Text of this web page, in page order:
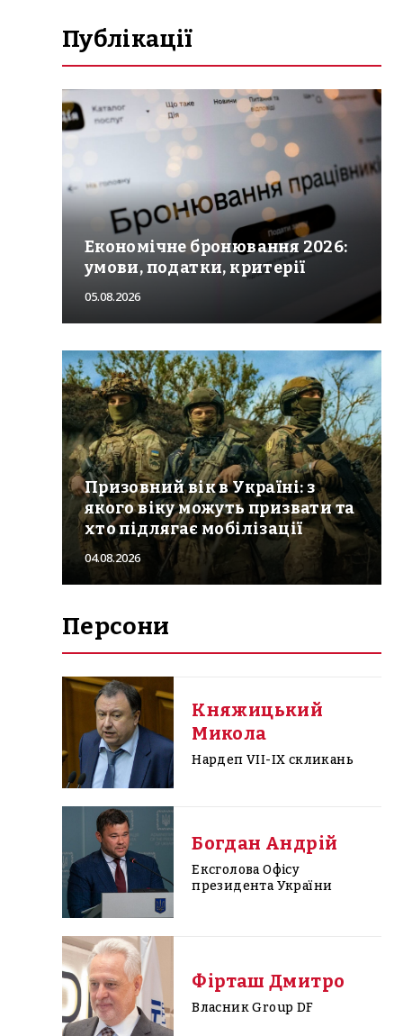
Публікації
Економічне бронювання 2026:
умови, податки, критерії
05.08.2026
Призовний вік в Україні: з
якого віку можуть призвати та
хто підлягає мобілізації
04.08.2026
Персони
Княжицький
Микола
Нардеп VII-IX скликань
Богдан Андрій
Ексголова Офісу
президента України
Фірташ Дмитро
Власник Group DF